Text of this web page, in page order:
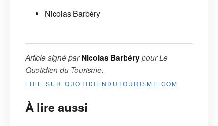
Nicolas Barbéry
Article signé parNicolas BarbérypourLe
Quotidien du Tourisme.
LIRE SUR QUOTIDIENDUTOURISME.COM
À lire aussi